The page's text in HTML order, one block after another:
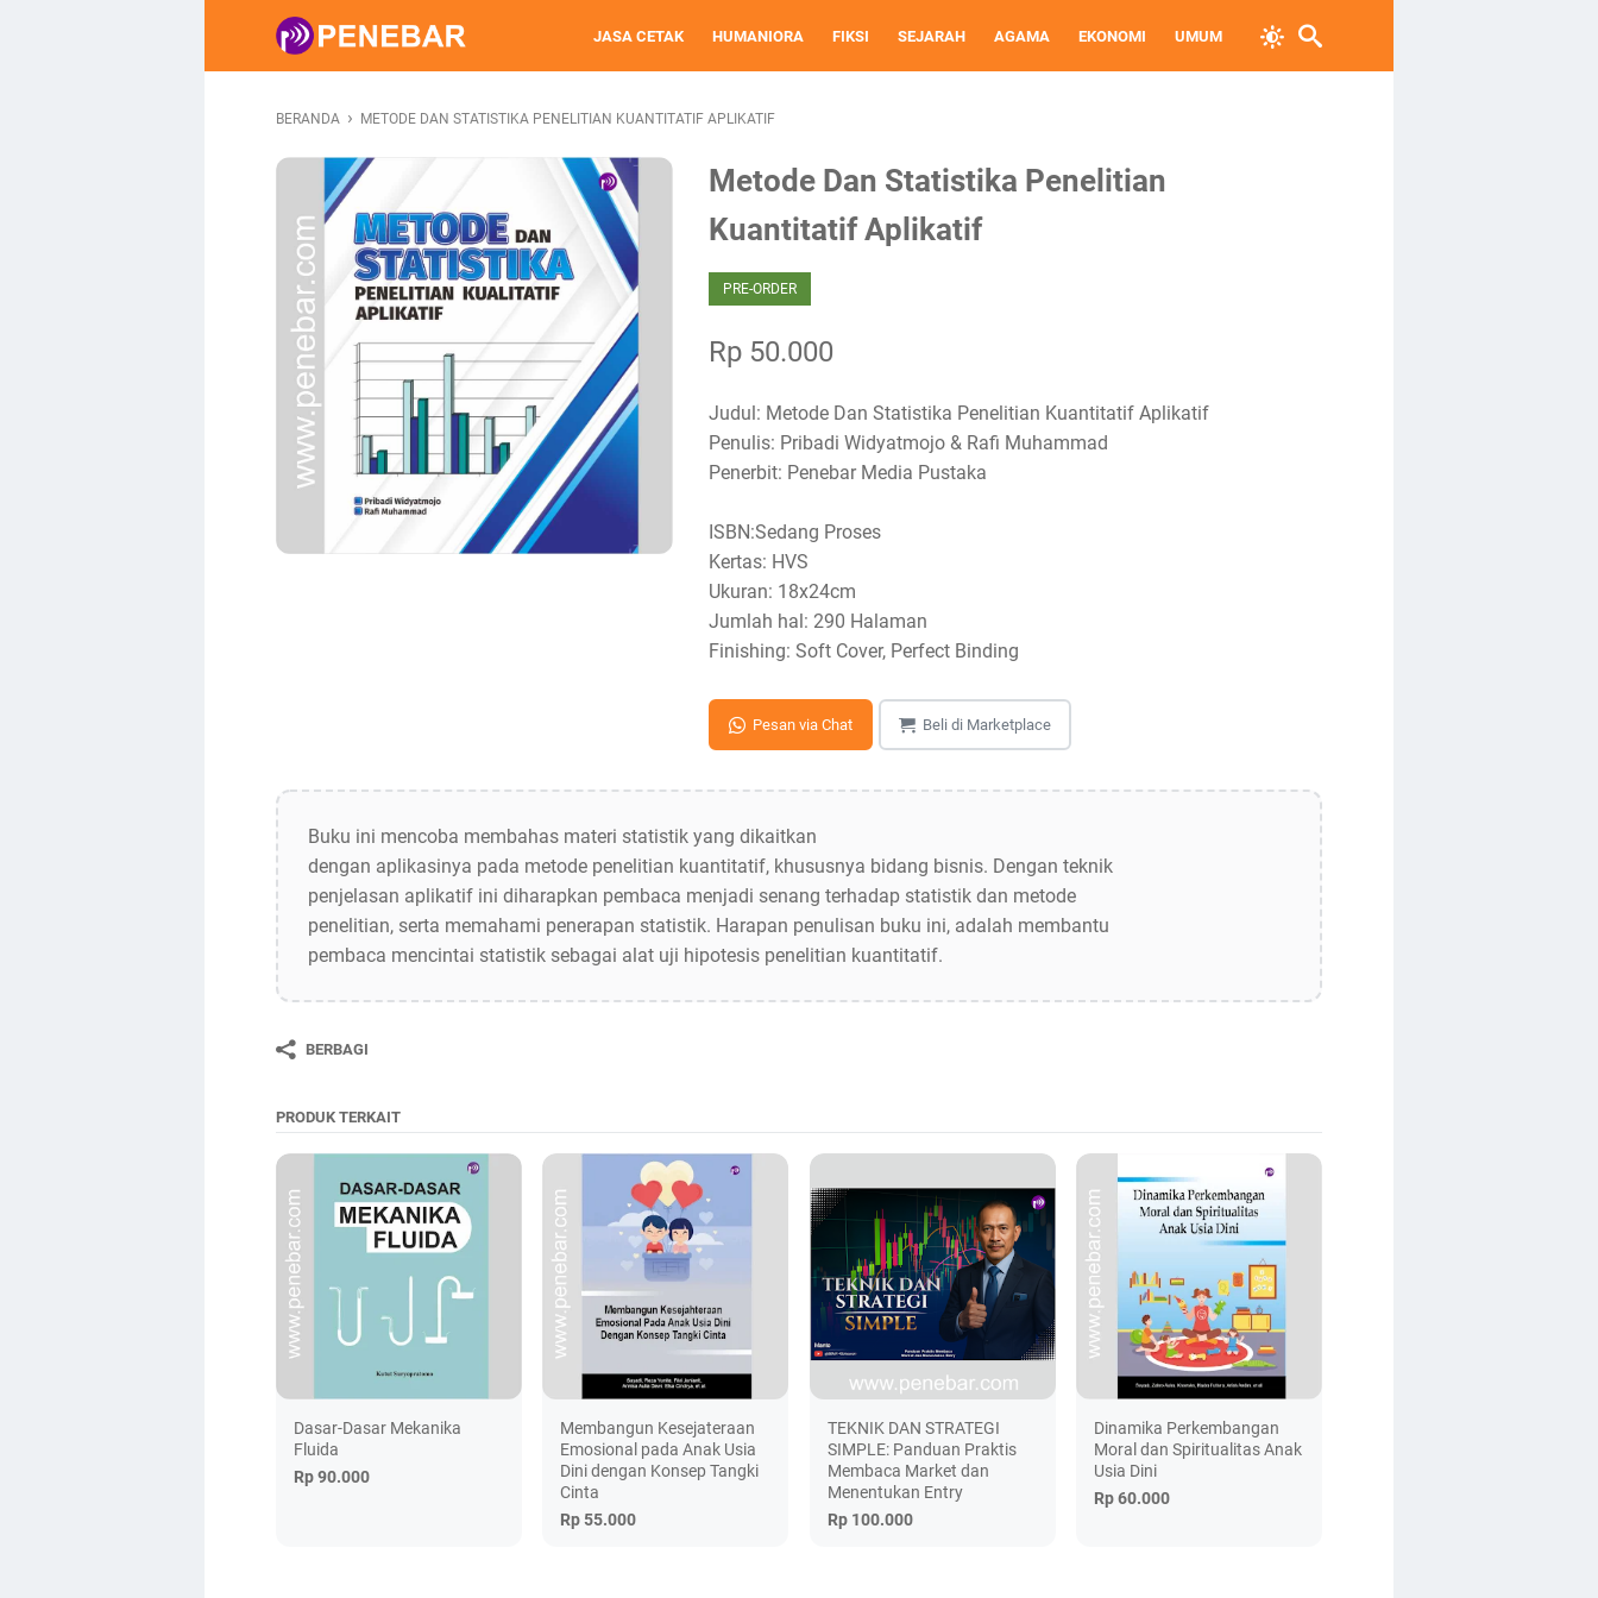
JASA CETAK HUMANIORA FIKSI SEJARAH AGAMA EKONOMI UMUM
BERANDA › METODE DAN STATISTIKA PENELITIAN KUANTITATIF APLIKATIF
Metode Dan Statistika Penelitian
Kuantitatif Aplikatif
PRE-ORDER
Rp 50.000
Judul: Metode Dan Statistika Penelitian Kuantitatif Aplikatif
Penulis: Pribadi Widyatmojo & Rafi Muhammad
Penerbit: Penebar Media Pustaka
ISBN:Sedang Proses
Kertas: HVS
Ukuran: 18x24cm
Jumlah hal: 290 Halaman
Finishing: Soft Cover, Perfect Binding
Pesan via Chat Beli di Marketplace
Buku ini mencoba membahas materi statistik yang dikaitkan
dengan aplikasinya pada metode penelitian kuantitatif, khususnya bidang bisnis. Dengan teknik
penjelasan aplikatif ini diharapkan pembaca menjadi senang terhadap statistik dan metode
penelitian, serta memahami penerapan statistik. Harapan penulisan buku ini, adalah membantu
pembaca mencintai statistik sebagai alat uji hipotesis penelitian kuantitatif.
BERBAGI
PRODUK TERKAIT
Dasar-Dasar Mekanika
Fluida
Rp 90.000
Membangun Kesejateraan
Emosional pada Anak Usia
Dini dengan Konsep Tangki
Cinta
Rp 55.000
TEKNIK DAN STRATEGI
SIMPLE: Panduan Praktis
Membaca Market dan
Menentukan Entry
Rp 100.000
Dinamika Perkembangan
Moral dan Spiritualitas Anak
Usia Dini
Rp 60.000